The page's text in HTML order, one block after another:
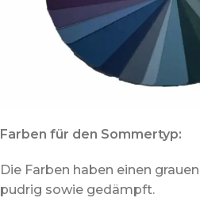
Farben für den Sommertyp:
Die Farben haben einen
pudrig sowie gedämpft.